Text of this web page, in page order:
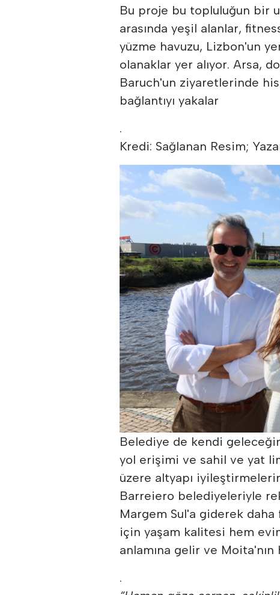
Bu proje bu topluluğun bir
arasında yeşil alanlar,
yüzme havuzu, Lizbon'un
olanaklar yer alıyor. Arsa,
Baruch'un ziyaretlerinde
bağlantıyı yakalar
.
Kredi: Sağlanan Resim;
Belediye de kendi
yol erişimi ve sahil ve yat
üzere altyapı
Barreiero belediyeleriyle
Margem Sul'a giderek
için yaşam kalitesi hem
anlamına gelir ve Moita'nın
.